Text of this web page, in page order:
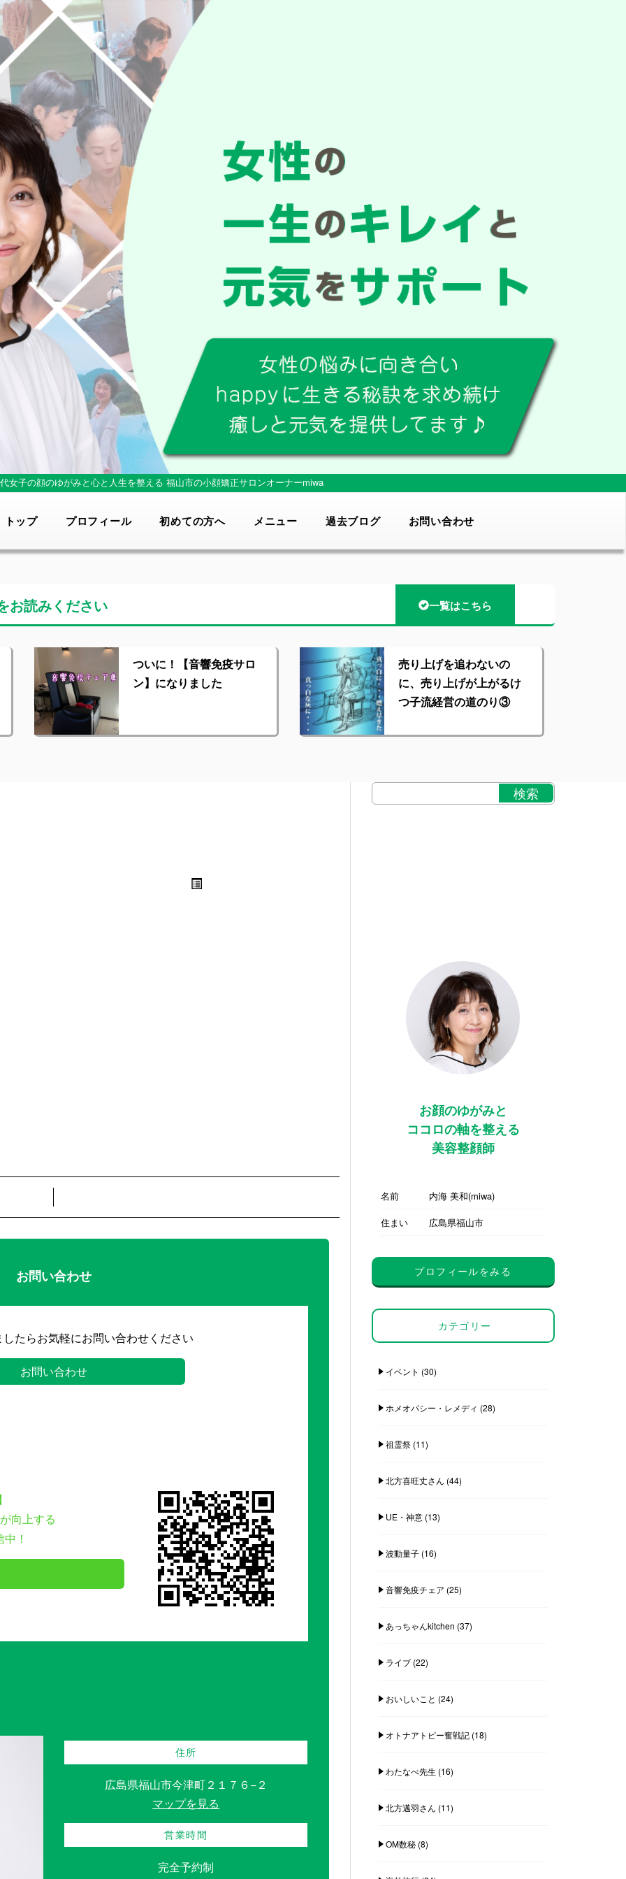
女子の顔のゆがみと心と人生を整える 福山市の小顔矯正サロンオーナーmiwa
トップ プロフィール 初めての方へ メニュー 過去ブログ お問い合わせ
お読みください 一覧はこちら
ついに！【音響免疫サロ
ン】になりました
売り上げを追わないの
に、売り上げが上がるけ
つ子流経営の道のり③
お問い合わせ
たらお気軽にお問い合わせください
お問い合わせ
向上する
！
住所
広島県福山市今津町２１７６−２
マップを見る
営業時間
完全予約制
お顔のゆがみと
ココロの軸を整える
美容整顔師
名前
内海 美和(miwa)
住まい
広島県福山市
プロフィールをみる
カテゴリー
イベント (30)
ホメオパシー・レメディ (28)
祖霊祭(11)
北方喜旺丈さん (44)
UE・神意(13)
波動量子(16)
音響免疫チェア (25)
あっちゃんkitchen (37)
ライブ(22)
おいしいこと (24)
オトナアトピー奮戦記(18)
わたなべ先生 (16)
北方邁羽さん (11)
OM数秘(8)